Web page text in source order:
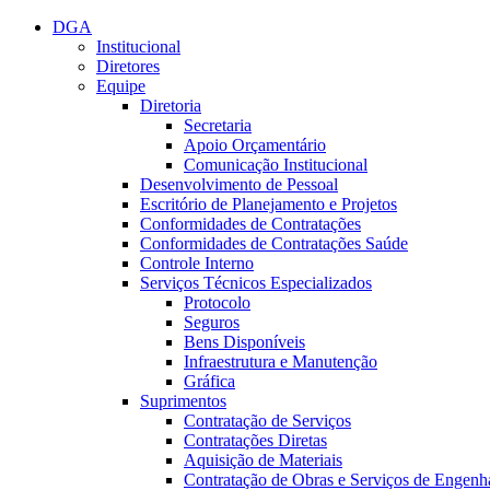
Conteúdo principal
DGA
Institucional
Diretores
Equipe
Diretoria
Secretaria
Apoio Orçamentário
Comunicação Institucional
Desenvolvimento de Pessoal
Escritório de Planejamento e Projetos
Conformidades de Contratações
Conformidades de Contratações Saúde
Controle Interno
Serviços Técnicos Especializados
Protocolo
Seguros
Bens Disponíveis
Infraestrutura e Manutenção
Gráfica
Suprimentos
Contratação de Serviços
Contratações Diretas
Aquisição de Materiais
Contratação de Obras e Serviços de